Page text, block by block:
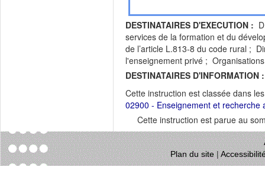
DESTINATAIRES D'EXECUTION :
services de la formation et du
de l’article L.813-8 du code rural ;
l'enseignement privé ;
DESTINATAIRES D'INFORMATION :
Cette instruction est classée dans
02900 - Enseignement et recherche
Cette instruction est parue au
Plan du site|